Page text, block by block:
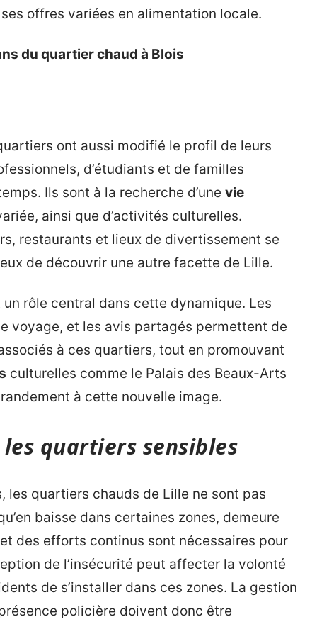
offres variées en alimentation locale.
du quartier chaud à Blois
ont aussi modifié le profil de leurs
d’étudiants et de familles
Ils sont à la recherche d’une vie
ainsi que d’activités culturelles.
restaurants et lieux de divertissement se
de découvrir une autre facette de Lille.
rôle central dans cette dynamique. Les
voyage, et les avis partagés permettent de
à ces quartiers, tout en promouvant
culturelles comme le Palais des Beaux-Arts
à cette nouvelle image.
quartiers sensibles
les quartiers chauds de Lille ne sont pas
baisse dans certaines zones, demeure
des efforts continus sont nécessaires pour
de l’insécurité peut affecter la volonté
de s’installer dans ces zones. La gestion
policière doivent donc être